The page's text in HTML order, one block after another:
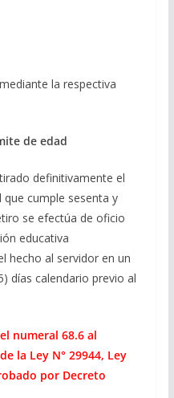
la respectiva
de edad
definitivamente el
que cumple sesenta y
se efectúa de oficio
educativa
hecho al servidor en un
días calendario previo al
numeral 68.6 al
la Ley N° 29944, Ley
por Decreto